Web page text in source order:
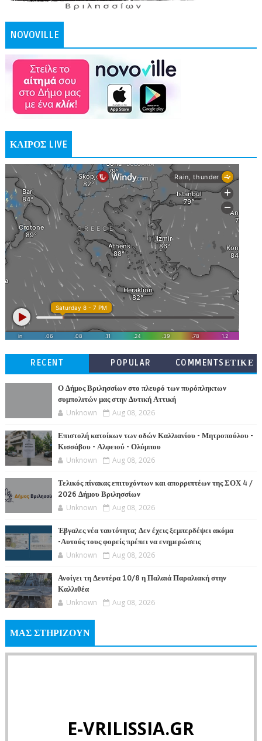
NOVOVILLE
ΚΑΙΡΟΣ LIVE
RECENT POPULAR
COMMENTSΕΤΙΚΕ
Ο Δήμος Βριλησσίων στο πλευρό των πυρόπληκτων
συμπολιτών μας στην Δυτική Αττική
Unknown Aug 08, 2026
Επιστολή κατοίκων των οδών Καλλιανίου - Μητροπούλου -
Κισσάβου - Αλφειού - Ολύμπου
Unknown Aug 08, 2026
Τελικός πίνακας επιτυχόντων και απορριπτέων της ΣΟΧ 4 /
2026 Δήμου Βριλησσίων
Unknown Aug 08, 2026
Έβγαλες νέα ταυτότητα; Δεν έχεις ξεμπερδέψει ακόμα
-Αυτούς τους φορείς πρέπει να ενημερώσεις
Unknown Aug 08, 2026
Ανοίγει τη Δευτέρα 10/8 η Παλαιά Παραλιακή στην
Καλλιθέα
Unknown Aug 08, 2026
ΜΑΣ ΣΤΗΡΙΖΟΥΝ
E-VRILISSIA.GR